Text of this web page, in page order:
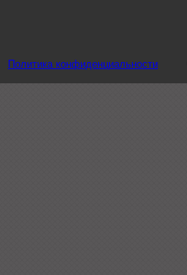
Политика конфиденциальности